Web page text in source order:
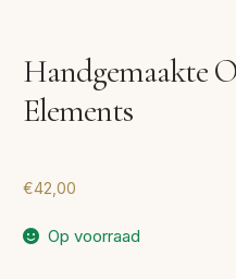
Handgemaakte
Elements
€42,00
Op voorraad